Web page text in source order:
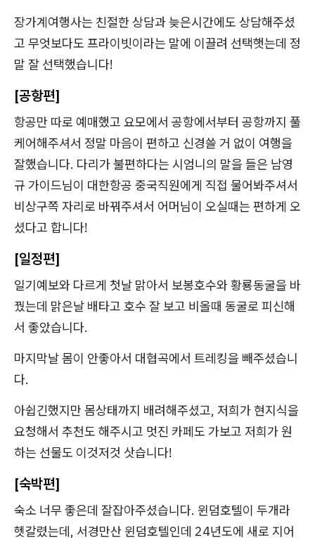
장가계여행사는 친절한 상담과 늦은시간에도 상담해주셨
고 무엇보다도 프라이빗이라는 말에 이끌려 선택햇는데 정
말 잘 선택했습니다!
[공항편]
항공만 따로 예매했고 요모에서 공항에서부터 공항까지 풀
케어해주셔서 정말 마음이 편하고 신경쓸 거 없이 여행을
잘했습니다. 다리가 불편하다는 시엄니의 말을 들은 남영
규 가이드님이 대한항공 중국직원에게 직접 물어봐주셔서
비상구쪽 자리로 바꿔주셔서 어머님이 오실때는 편하게 오
셨다고 합니다!
[일정편]
일기예보와 다르게 첫날 맑아서 보봉호수와 황룡동굴을 바
꿨는데 맑은날 배타고 호수 잘 보고 비올때 동굴로 피신해
서 좋았습니다.
마지막날 몸이 안좋아서 대협곡에서 트레킹을 빼주셨습니
다.
아쉽긴했지만 몸상태까지 배려해주셨고, 저희가 현지식을
요청해서 추천도 해주시고 멋진 카페도 가보고 저희가 원
하는 선물도 이것저것 삿습니다!
[숙박편]
숙소 너무 좋은데 잘잡아주셨습니다. 윈덤호텔이 두개라
헷갈렸는데, 서경만산 윈덤호텔인데 24년도에 새로 지어